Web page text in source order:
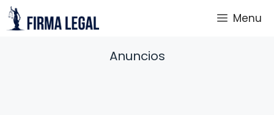
Saltar
al
Menu
Anuncios